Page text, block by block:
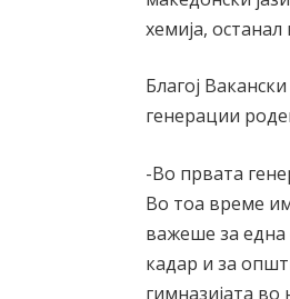
хемија,
Благој
генерации
-Во првата
Во тоа време
важеше за една
кадар и за
гимназијата во